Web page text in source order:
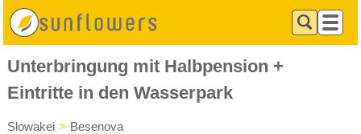
Unterbringung mit Halbpension +
Eintritte in den Wasserpark
Slowakei > Besenova